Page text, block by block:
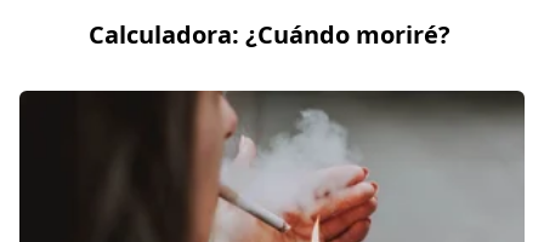
Calculadora: ¿Cuándo moriré?